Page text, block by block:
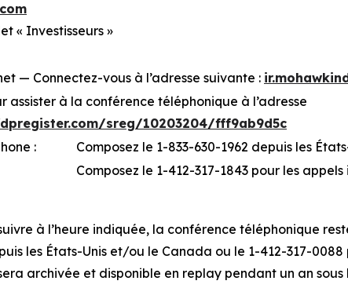
« Investisseurs »
— Connectez-vous à l’adresse suivante :
assister à la conférence téléphonique à l’adresse
sreg/10203204/fff9ab9d5c
:
Composez le 1-833-630-1962 depuis les
Composez le 1-412-317-1843 pour les
à l’heure indiquée, la conférence téléphonique
les États-Unis et/ou le Canada ou le 1-412-317-
archivée et disponible en replay pendant un an